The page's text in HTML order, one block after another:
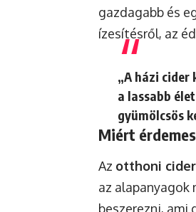
gazdagabb és
ízesítésről, az
„A házi cider
a lassabb
gyümölcsös
Miért
Az otthoni
az alapanyagok
beszerezni,